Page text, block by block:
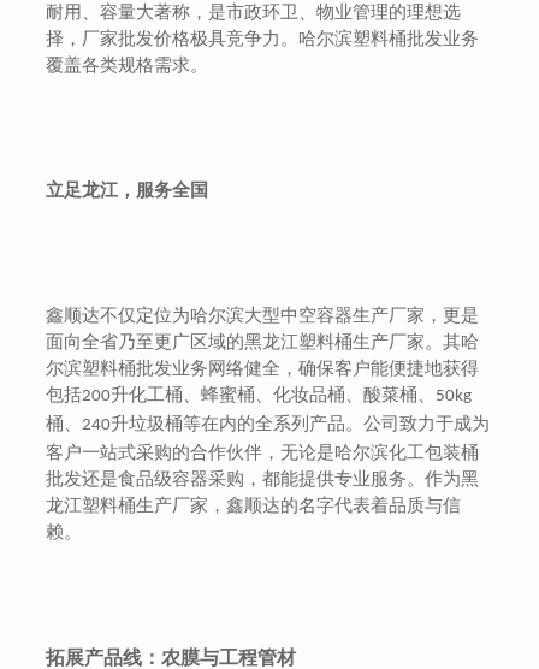
耐用、容量大著称，是市政环卫、物业管理的理想选
择，厂家批发价格极具竞争力。哈尔滨塑料桶批发业务
覆盖各类规格需求。
立足龙江，服务全国
鑫顺达不仅定位为哈尔滨大型中空容器生产厂家，更是
面向全省乃至更广区域的黑龙江塑料桶生产厂家。其哈
尔滨塑料桶批发业务网络健全，确保客户能便捷地获得
包括200升化工桶、蜂蜜桶、化妆品桶、酸菜桶、 50kg
桶、 240升垃圾桶等在内的全系列产品。公司致力于成为
客户一站式采购的合作伙伴，无论是哈尔滨化工包装桶
批发还是食品级容器采购，都能提供专业服务。作为黑
龙江塑料桶生产厂家，鑫顺达的名字代表着品质与信
赖。
拓展产品线：农膜与工程管材